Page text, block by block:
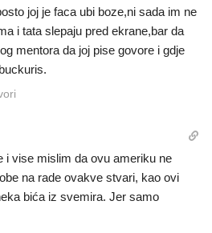
joj je faca ubi boze,ni sada im ne
i tata slepaju pred ekrane,bar da
mentora da joj pise govore i gdje
i vise mislim da ovu ameriku ne
na rade ovakve stvari, kao ovi
bića iz svemira. Jer samo